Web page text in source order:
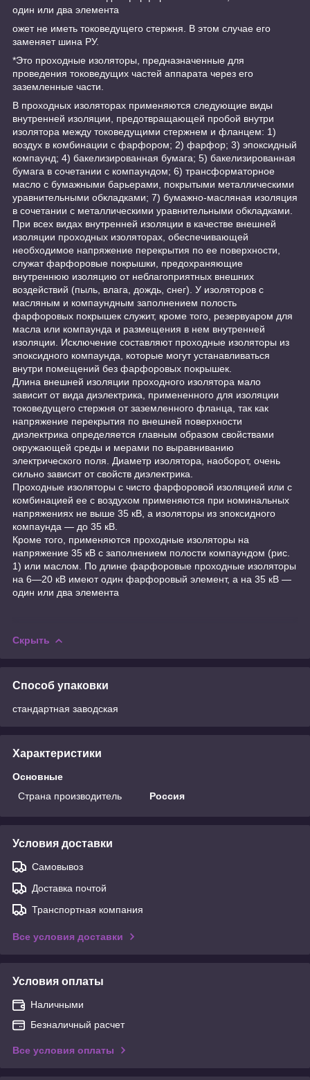
один или два элемента
ожет не иметь токоведущего стержня. В этом случае его
заменяет шина РУ.
*Это проходные изоляторы, предназначенные для
проведения токоведущих частей аппарата через его
заземленные части.
В проходных изоляторах применяются следующие виды
внутренней изоляции, предотвращающей пробой внутри
изолятора между токоведущими стержнем и фланцем: 1)
воздух в комбинации с фарфором; 2) фарфор; 3) эпоксидный
компаунд; 4) бакелизированная бумага; 5) бакелизированная
бумага в сочетании с компаундом; 6) трансформаторное
масло с бумажными барьерами, покрытыми металлическими
уравнительными обкладками; 7) бумажно-масляная изоляция
в сочетании с металлическими уравнительными обкладками.
При всех видах внутренней изоляции в качестве внешней
изоляции проходных изоляторах, обеспечивающей
необходимое напряжение перекрытия по ее поверхности,
служат фарфоровые покрышки, предохраняющие
внутреннюю изоляцию от неблагоприятных внешних
воздействий (пыль, влага, дождь, снег). У изоляторов с
масляным и компаундным заполнением полость
фарфоровых покрышек служит, кроме того, резервуаром для
масла или компаунда и размещения в нем внутренней
изоляции. Исключение составляют проходные изоляторы из
эпоксидного компаунда, которые могут устанавливаться
внутри помещений без фарфоровых покрышек.
Длина внешней изоляции проходного изолятора мало
зависит от вида диэлектрика, примененного для изоляции
токоведущего стержня от заземленного фланца, так как
напряжение перекрытия по внешней поверхности
диэлектрика определяется главным образом свойствами
окружающей среды и мерами по выравниванию
электрического поля. Диаметр изолятора, наоборот, очень
сильно зависит от свойств диэлектрика.
Проходные изоляторы с чисто фарфоровой изоляцией или с
комбинацией ее с воздухом применяются при номинальных
напряжениях не выше 35 кВ, а изоляторы из эпоксидного
компаунда — до 35 кВ.
Кроме того, применяются проходные изоляторы на
напряжение 35 кВ с заполнением полости компаундом (рис.
1) или маслом. По длине фарфоровые проходные изоляторы
на 6—20 кВ имеют один фарфоровый элемент, а на 35 кВ —
один или два элемента
Скрыть
Способ упаковки
стандартная заводская
Характеристики
Основные
Страна производитель
Россия
Условия доставки
Самовывоз
Доставка почтой
Транспортная компания
Все условия доставки
Условия оплаты
Наличными
Безналичный расчет
Все условия оплаты